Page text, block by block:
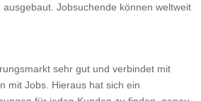
Jobsuchende können weltweit
sehr gut und verbindet mit
mit Jobs. Hieraus hat sich ein